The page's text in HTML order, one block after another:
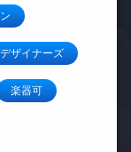
デザイナーズ
楽器可